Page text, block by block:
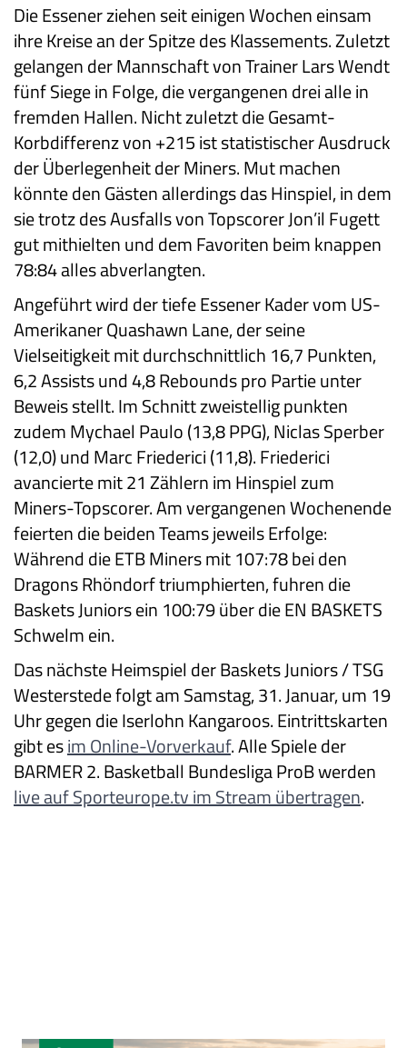
Die Essener ziehen seit einigen Wochen einsam
ihre Kreise an der Spitze des Klassements. Zuletzt
gelangen der Mannschaft von Trainer Lars Wendt
fünf Siege in Folge, die vergangenen drei alle in
fremden Hallen. Nicht zuletzt die Gesamt-
Korbdifferenz von +215 ist statistischer Ausdruck
der Überlegenheit der Miners. Mut machen
könnte den Gästen allerdings das Hinspiel, in dem
sie trotz des Ausfalls von Topscorer Jon’il Fugett
gut mithielten und dem Favoriten beim knappen
78:84 alles abverlangten.
Angeführt wird der tiefe Essener Kader vom US-
Amerikaner Quashawn Lane, der seine
Vielseitigkeit mit durchschnittlich 16,7 Punkten,
6,2 Assists und 4,8 Rebounds pro Partie unter
Beweis stellt. Im Schnitt zweistellig punkten
zudem Mychael Paulo (13,8 PPG), Niclas Sperber
(12,0) und Marc Friederici (11,8). Friederici
avancierte mit 21 Zählern im Hinspiel zum
Miners-Topscorer. Am vergangenen Wochenende
feierten die beiden Teams jeweils Erfolge:
Während die ETB Miners mit 107:78 bei den
Dragons Rhöndorf triumphierten, fuhren die
Baskets Juniors ein 100:79 über die EN BASKETS
Schwelm ein.
Das nächste Heimspiel der Baskets Juniors / TSG
Westerstede folgt am Samstag, 31. Januar, um 19
Uhr gegen die Iserlohn Kangaroos. Eintrittskarten
gibt esim Online-Vorverkauf. Alle Spiele der
BARMER 2. Basketball Bundesliga ProB werden
live auf Sporteurope.tv im Stream übertragen.